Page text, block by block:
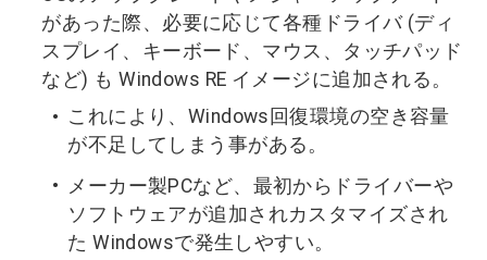
があった際、必要に応じて各種ドライバ (ディ
スプレイ、キーボード、マウス、タッチパッド
など) も Windows RE イメージに追加される。
これにより、Windows回復環境の空き容量
が不足してしまう事がある。
メーカー製PCなど、最初からドライバーや
ソフトウェアが追加されカスタマイズされ
た Windowsで発生しやすい。